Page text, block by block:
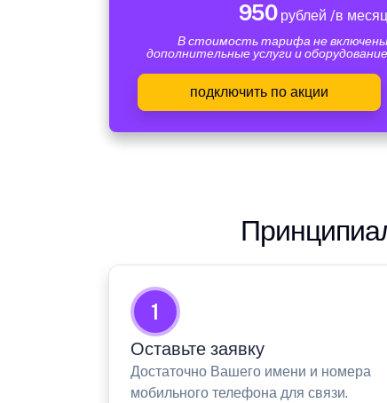
950рублей /в месяц
В стоимость тарифа не включены
дополнительные услуги и оборудование
подключить по акции
1
Оставьте заявку
Достаточно Вашего имени и номера
мобильного телефона для связи.